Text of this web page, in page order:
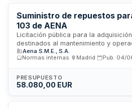
unidades ejecutadas y parte
previamente ordenados, aplicando
ofertados.
Suministro de repuestos
103 de AENA
Licitación pública para la
destinados al mantenimiento y
LDB 103 utilizados por AENA en sus
aeroportuarias. El contrato se
presupuesto base de cincuenta y
adjudicatario deberá ser
los componentes suministrados.
Aena S.M.E., S.A.
Normas internas
Madrid Pub. 04/
PRESUPUESTO
58.080,00 EUR